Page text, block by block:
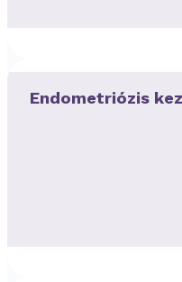
Endometriózis